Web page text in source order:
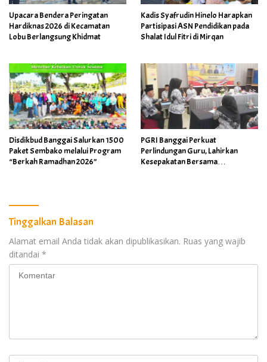
Upacara Bendera Peringatan
Hardiknas 2026 di Kecamatan
Lobu Berlangsung Khidmat
Kadis Syafrudin Hinelo Harapkan
Partisipasi ASN Pendidikan pada
Shalat Idul Fitri di Mirqan
Disdikbud Banggai Salurkan 1500
Paket Sembako melalui Program
“Berkah Ramadhan 2026”
PGRI Banggai Perkuat
Perlindungan Guru, Lahirkan
Kesepakatan Bersama
Tinggalkan Balasan
Alamat email Anda tidak akan dipublikasikan. Ruas yang wajib
ditandai *